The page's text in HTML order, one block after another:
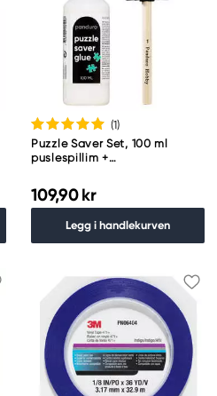
(1)
Puzzle Saver Set, 100 ml
puslespillim +
109,90 kr
Legg i handlekurven